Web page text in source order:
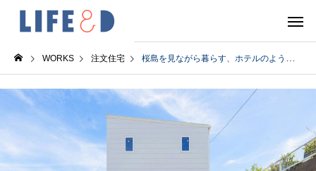
WORKS 注文住宅 桜島を見ながら暮らす、ホテルのような白いお家